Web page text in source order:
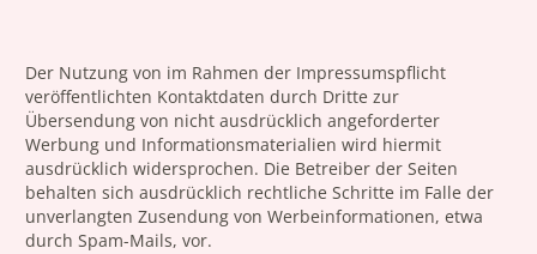
Der Nutzung von im Rahmen der Impressumspflicht
veröffentlichten Kontaktdaten durch Dritte zur
Übersendung von nicht ausdrücklich angeforderter
Werbung und Informationsmaterialien wird hiermit
ausdrücklich widersprochen. Die Betreiber der Seiten
behalten sich ausdrücklich rechtliche Schritte im Falle der
unverlangten Zusendung von Werbeinformationen, etwa
durch Spam-Mails, vor.